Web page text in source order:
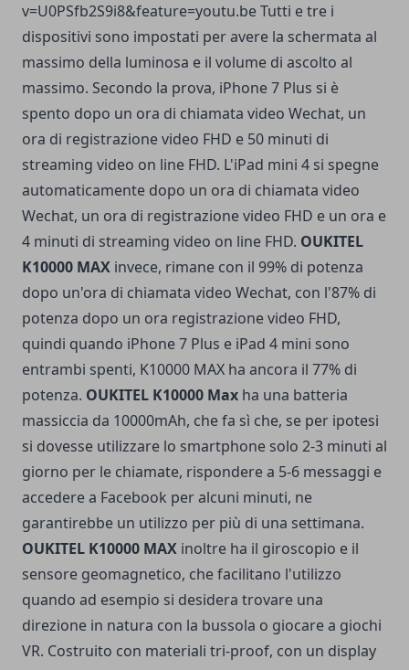
v=U0PSfb2S9i8&feature=youtu.beTutti e tre i
dispositivi sono impostati per avere la schermata al
massimo della luminosa e il volume di ascolto al
massimo. Secondo la prova, iPhone 7 Plus si è
spento dopo un ora di chiamata video Wechat, un
ora di registrazione video FHD e 50 minuti di
streaming video on line FHD. L'iPad mini 4 si spegne
automaticamente dopo un ora di chiamata video
Wechat, un ora di registrazione video FHD e un ora e
4 minuti di streaming video on line FHD. OUKITEL
K10000 MAX invece, rimane con il 99% di potenza
dopo un'ora di chiamata video Wechat, con l'87% di
potenza dopo un ora registrazione video FHD,
quindi quando iPhone 7 Plus e iPad 4 mini sono
entrambi spenti, K10000 MAX ha ancora il 77% di
potenza. OUKITEL K10000 Max ha una batteria
massiccia da 10000mAh, che fa sì che, se per ipotesi
si dovesse utilizzare lo smartphone solo 2-3 minuti al
giorno per le chiamate, rispondere a 5-6 messaggi e
accedere a Facebook per alcuni minuti, ne
garantirebbe un utilizzo per più di una settimana.
OUKITEL K10000 MAX inoltre ha il giroscopio e il
sensore geomagnetico, che facilitano l'utilizzo
quando ad esempio si desidera trovare una
direzione in natura con la bussola o giocare a giochi
VR. Costruito con materiali tri-proof, con un display